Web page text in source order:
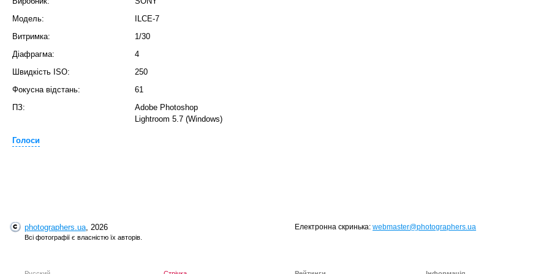
Модель:
ILCE-7
Витримка:
1/30
Діафрагма:
4
Швидкість ISO:
250
Фокусна відстань:
61
ПЗ:
Adobe Photoshop
Lightroom 5.7 (Windows)
Голоси
photographers.ua, 2026
Всі фотографії є власністю їх авторів.
Електронна скринька: webmaster@photographers.ua